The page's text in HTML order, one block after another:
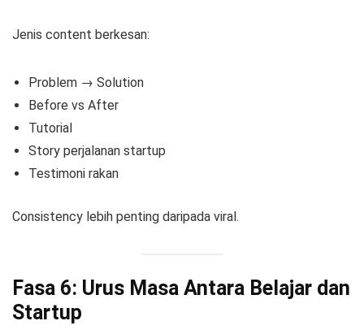
Jenis content berkesan:
Problem → Solution
Before vs After
Tutorial
Story perjalanan startup
Testimoni rakan
Consistency lebih penting daripada viral.
Fasa 6: Urus Masa Antara Belajar dan
Startup